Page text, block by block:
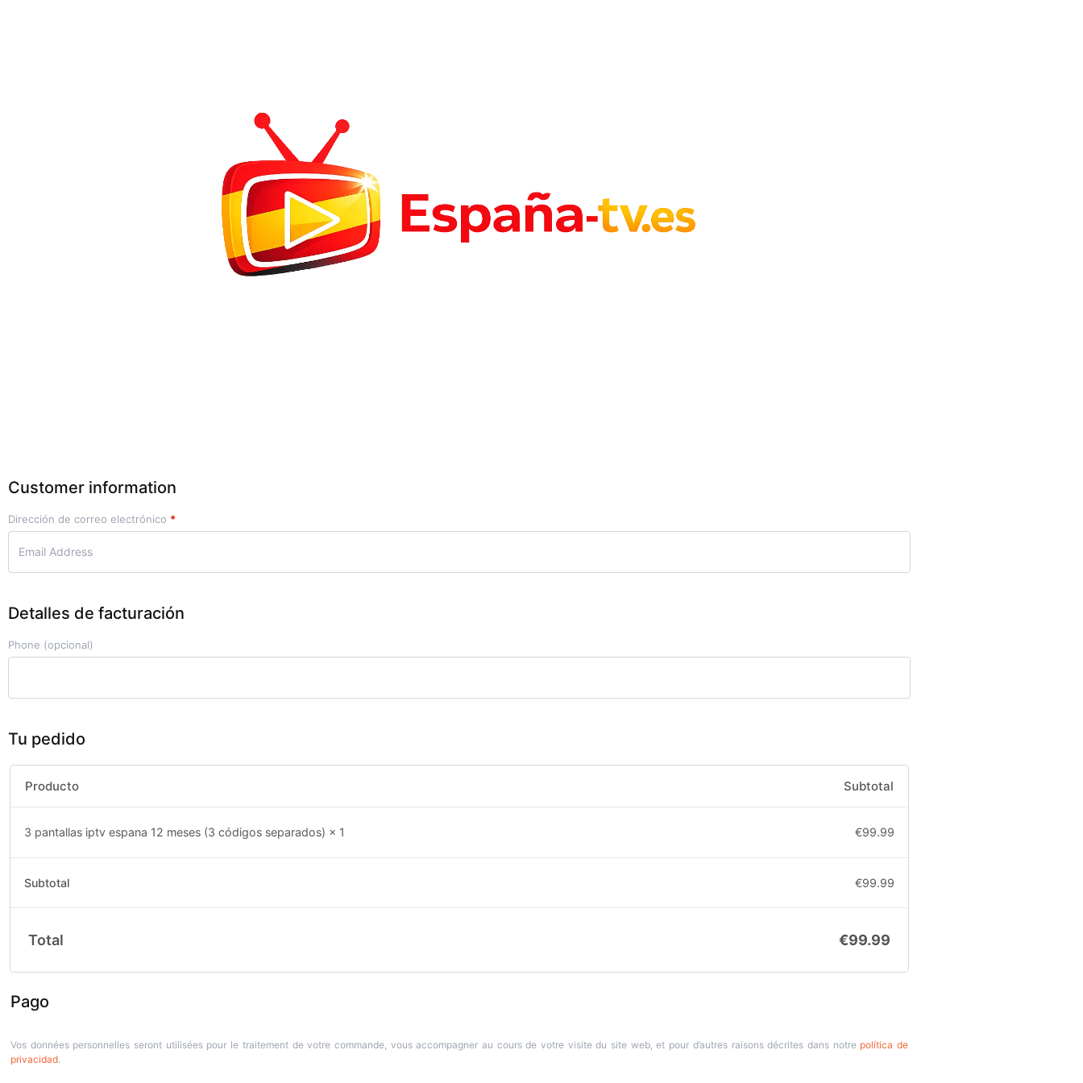
Customer information
Dirección de correo electrónico *
Detalles de facturación
Phone (opcional)
Tu pedido
Producto Subtotal
3 pantallas iptv espana 12 meses (3 códigos separados) × 1 €99.99
Subtotal €99.99
Total €99.99
Pago
Vos données personnelles seront utilisées pour le traitement de votre commande, vous accompagner au cours de votre visite du site web, et pour d’autres raisons décrites dans notre política de
privacidad.